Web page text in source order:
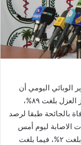
الوبائي اليومي أن
نسبة الشفاء وسط المصابين بالكوليرا بمراكز العزل بلغت ٨٩%،
بالجائحة طبقا لرصد
الاصابة ليوم أمس
عدد (٩٤٢) اصابة و(٢٥)حالة وفاة بنسبة وفاة بلغت ٢%، فيما بلغت